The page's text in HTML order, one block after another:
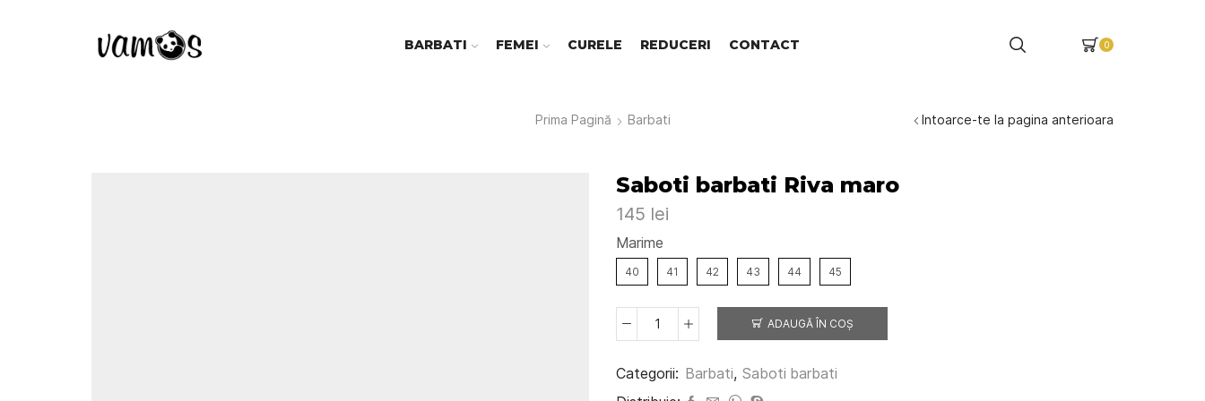
BARBATI FEMEI CURELE REDUCERI CONTACT 0
Prima Pagină Barbati Intoarce-te la pagina anterioara
Saboti barbati Riva maro
145 lei
Marime
40 41 42 43 44 45
Cantitate
barbati
ADAUGĂ ÎN COȘ
Categorii: Barbati, Saboti barbati